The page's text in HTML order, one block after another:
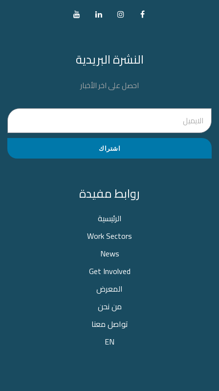
النشرة البريدية
احصل على اخر الأخبار
اشتراك
روابط مفيدة
الرئيسية
Work Sectors
News
Get Involved
المعرض
من نحن
تواصل معنا
EN